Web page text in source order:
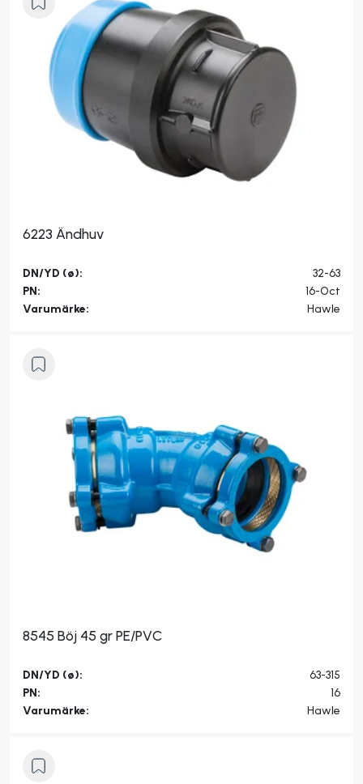
6223 Ändhuv
DN/YD (ø):
32-63
PN:
16-Oct
Varumärke:
Hawle
8545 Böj 45 gr PE/PVC
DN/YD (ø):
63-315
PN:
16
Varumärke:
Hawle